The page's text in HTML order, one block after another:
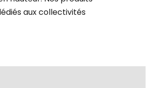
aux collectivités